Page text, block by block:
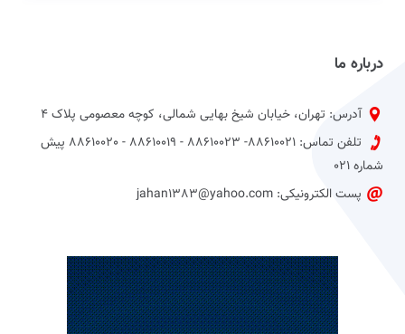
درباره ما
آدرس: تهران، خیابان شیخ بهایی شمالی، کوچه معصومی پلاک 4
تلفن تماس: 88610021- 88610023 - 88610019 - 88610020 پیش
شماره 021
پست الکترونیکی: jahan1383@yahoo.com